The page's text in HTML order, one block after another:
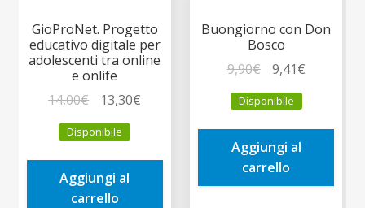
GioProNet. Progetto
educativo digitale per
adolescenti tra online
e onlife
14,00€
prezzo
originale
era:
14,00€.
13,30€
è:
Disponibile
Aggiungi al
carrello
Buongiorno con Don
Bosco
9,90€
prezzo
originale
era:
9,90€.
9,41€Il
è:
Disponibile
Aggiungi al
carrello